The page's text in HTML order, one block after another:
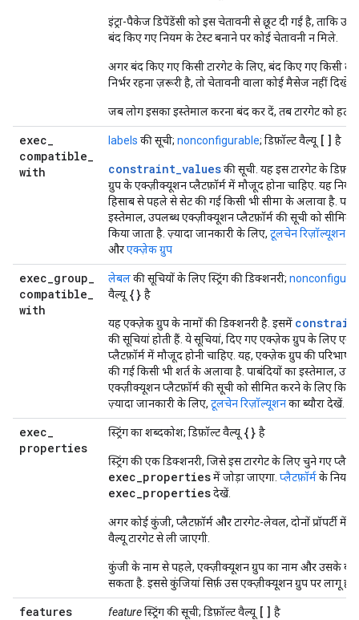
इंट्रा-पैकेज डिपेंडेंसी को इस चेतावनी से छूट दी गई है, ताकि
बंद किए गए नियम के टेस्ट बनाने पर कोई चेतावनी न मिले.
अगर बंद किए गए किसी टारगेट के लिए, बंद किए गए किसी
निर्भर रहना ज़रूरी है, तो चेतावनी वाला कोई मैसेज नहीं
जब लोग इसका इस्तेमाल करना बंद कर दें, तब टारगेट को
exec_
compatible_
with
labels की सूची; nonconfigurable; डिफ़ॉल्ट वैल्यू [] है
constraint_valuesकी सूची. यह इस टारगेट के
ग्रुप के एक्ज़ीक्यूशन प्लैटफ़ॉर्म में मौजूद होना चाहिए. यह
हिसाब से पहले से सेट की गई किसी भी सीमा के अलावा है.
इस्तेमाल, उपलब्ध एक्ज़ीक्यूशन प्लैटफ़ॉर्म की सूची को सीमित
किया जाता है. ज़्यादा जानकारी के लिए, टूलचेन रिज़ॉल्यूशन
औरएक्ज़ेक ग्रुप
exec_group_
compatible_
with
लेबलकी सूचियों के लिए स्ट्रिंग की डिक्शनरी;
वैल्यू {} है
यह एक्ज़ेक ग्रुप के नामों की डिक्शनरी है. इसमें
की सूचियां होती हैं. ये सूचियां, दिए गए एक्ज़ेक ग्रुप के लिए
प्लैटफ़ॉर्म में मौजूद होनी चाहिए. यह, एक्ज़ेक ग्रुप की
की गई किसी भी शर्त के अलावा है. पाबंदियों का इस्तेमाल,
एक्ज़ीक्यूशन प्लैटफ़ॉर्म की सूची को सीमित करने के लिए किया
ज़्यादा जानकारी के लिए, टूलचेन रिज़ॉल्यूशनका ब्यौरा देखें.
exec_
properties
स्ट्रिंग का शब्दकोश; डिफ़ॉल्ट वैल्यू {} है
स्ट्रिंग की एक डिक्शनरी, जिसे इस टारगेट के लिए चुने गए
exec_propertiesमें जोड़ा जाएगा. प्लैटफ़ॉर्मके नियम
exec_propertiesदेखें.
अगर कोई कुंजी, प्लैटफ़ॉर्म और टारगेट-लेवल, दोनों प्रॉपर्टी में
वैल्यू टारगेट से ली जाएगी.
कुंजी के नाम से पहले, एक्ज़ीक्यूशन ग्रुप का नाम और उसके
सकता है. इससे कुंजियां सिर्फ़ उस एक्ज़ीक्यूशन ग्रुप पर लागू
features featureस्ट्रिंग की सूची; डिफ़ॉल्ट वैल्यू [] है